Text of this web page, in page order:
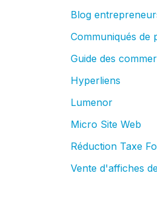
Blog
Communiqués de
Guide des
Hyperliens
Lumenor
Micro Site Web
Réduction Taxe
Vente d'affiches